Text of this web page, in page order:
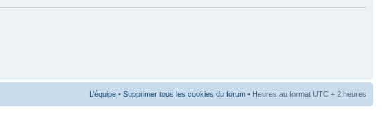
L’équipe • Supprimer tous les cookies du forum • Heures au format UTC + 2 heures